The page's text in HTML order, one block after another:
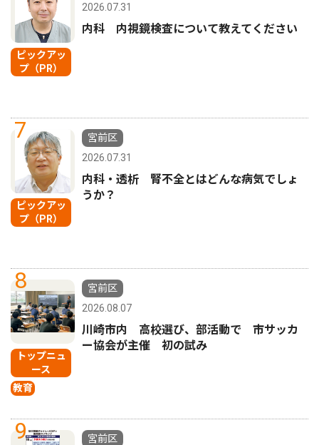
ピックアッ
プ（PR）
2026.07.31
内科 内視鏡検査について教えてください
7
ピックアッ
プ（PR）
宮前区
2026.07.31
内科・透析 腎不全とはどんな病気でしょ
うか？
8
トップニュ
ース
教育
宮前区
2026.08.07
川崎市内 高校選び、部活動で 市サッカ
ー協会が主催 初の試み
9
宮前区